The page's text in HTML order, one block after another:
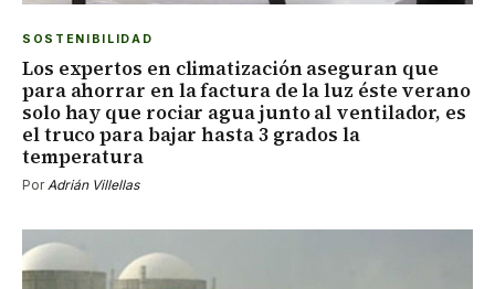
SOSTENIBILIDAD
Los expertos en climatización aseguran que
para ahorrar en la factura de la luz éste verano
solo hay que rociar agua junto al ventilador, es
el truco para bajar hasta 3 grados la
temperatura
PorAdrián Villellas